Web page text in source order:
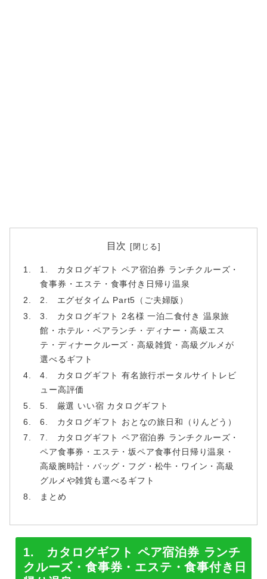
目次
1. カタログギフト ペア宿泊券 ランチクルーズ・
食事券・エステ・食事付き日帰り温泉
2. エグゼタイム Part5（ご夫婦版）
3. カタログギフト 2名様 一泊二食付き 温泉旅
館・ホテル・ペアランチ・ディナー・高級エス
テ・ディナークルーズ・高級雑貨・高級グルメが
選べるギフト
4. カタログギフト 有名旅行ポータルサイトレビ
ュー高評価
5. 厳選 いい宿 カタログギフト
6. カタログギフト おとなの旅日和（りんどう）
7. カタログギフト ペア宿泊券 ランチクルーズ・
ペア食事券・エステ・坂ペア食事付日帰り温泉・
高級腕時計・バッグ・フグ・松牛・ワイン・高級
グルメや雑貨も選べるギフト
まとめ
1. カタログギフト ペア宿泊券 ランチ
クルーズ・食事券・エステ・食事付き日